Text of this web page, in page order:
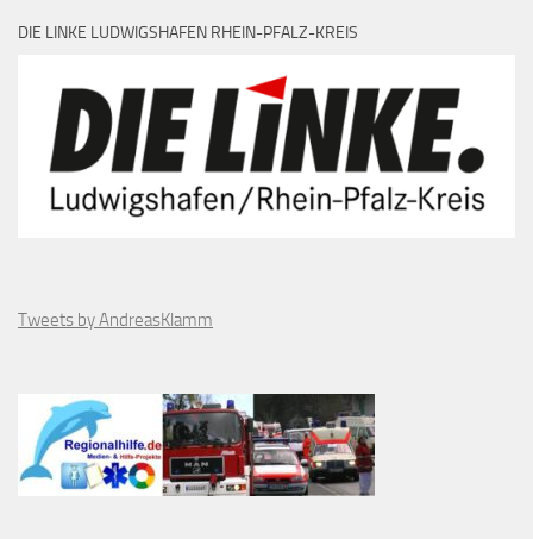
DIE LINKE LUDWIGSHAFEN RHEIN-PFALZ-KREIS
Tweets by AndreasKlamm